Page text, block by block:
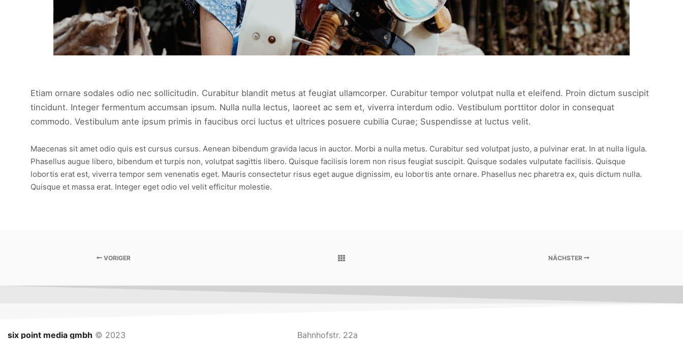
Etiam ornare sodales odio nec sollicitudin. Curabitur blandit metus at feugiat ullamcorper. Curabitur tempor volutpat nulla et eleifend. Proin dictum suscipit
tincidunt. Integer fermentum accumsan ipsum. Nulla nulla lectus, laoreet ac sem et, viverra interdum odio. Vestibulum porttitor dolor in consequat
commodo. Vestibulum ante ipsum primis in faucibus orci luctus et ultrices posuere cubilia Curae; Suspendisse at luctus velit.
Maecenas sit amet odio quis est cursus cursus. Aenean bibendum gravida lacus in auctor. Morbi a nulla metus. Curabitur sed volutpat justo, a pulvinar erat. In at nulla ligula.
Phasellus augue libero, bibendum et turpis non, volutpat sagittis libero. Quisque facilisis lorem non risus feugiat suscipit. Quisque sodales vulputate facilisis. Quisque
lobortis erat est, viverra tempor sem venenatis eget. Mauris consectetur risus eget augue dignissim, eu lobortis ante ornare. Phasellus nec pharetra ex, quis dictum nulla.
Quisque et massa erat. Integer eget odio vel velit efficitur molestie.
VORIGER NÄCHSTER
six point media gmbh © 2023 Bahnhofstr. 22a